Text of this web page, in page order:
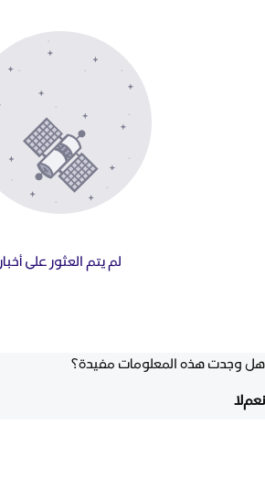
لم يتم العثور على أخبار
هل وجدت هذه المعلومات مفيدة؟
نعملا